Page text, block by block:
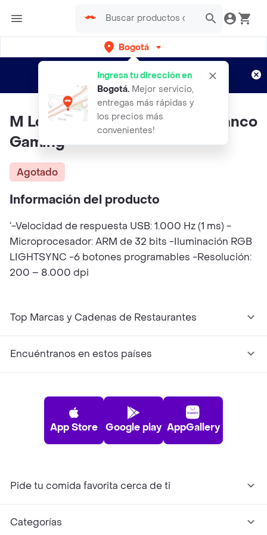
Bogotá
Ingresa tu dirección en
Bogotá. Mejor servicio,
entregas más rápidas y
los precios más
convenientes!
envíos gratis por semanas
Aplican TyC
M Logitech G203 Lightsync Blanco
Gaming
Agotado
Información del producto
‘-Velocidad de respuesta USB: 1.000 Hz (1 ms) -
Microprocesador: ARM de 32 bits -Iluminación RGB
LIGHTSYNC -6 botones programables -Resolución:
200 – 8.000 dpi
Top Marcas y Cadenas de Restaurantes
Encuéntranos en estos países
App Store Google play AppGallery
Pide tu comida favorita cerca de ti
Categorías